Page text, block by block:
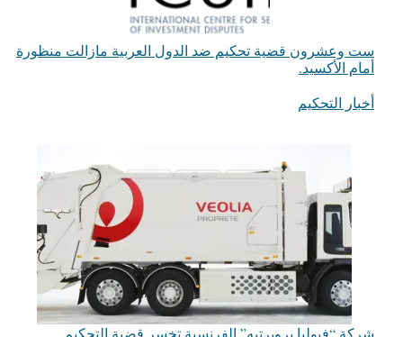
ست وعشرون قضية تحكيم ضد الدول العربية مازالت منظورة
أمام الأكسيد.
في ما يتعلق بما يأتي
أخبار التحكيم